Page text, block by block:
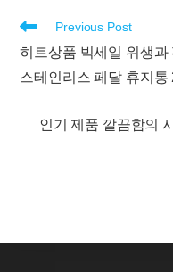
Read
articles
Previous Post
히트상품 빅세일 위생과
스테인리스 페달 휴지통
인기 제품 깔끔함의